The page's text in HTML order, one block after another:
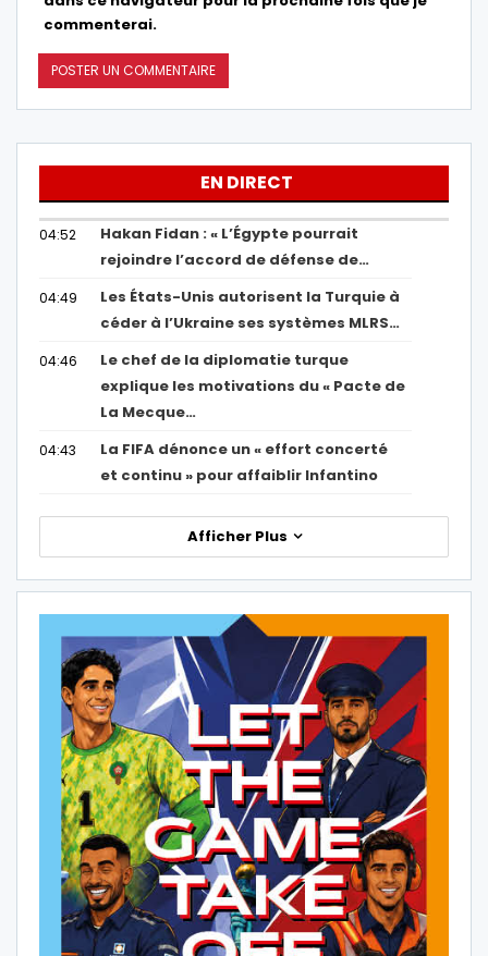
commenterai.
EN DIRECT
04:52
Hakan Fidan : « L’Égypte pourrait
rejoindre l’accord de défense de…
04:49
Les États-Unis autorisent la Turquie à
céder à l’Ukraine ses systèmes MLRS…
04:46
Le chef de la diplomatie turque
explique les motivations du « Pacte de
La Mecque…
04:43
La FIFA dénonce un « effort concerté
et continu » pour affaiblir Infantino
Afficher Plus